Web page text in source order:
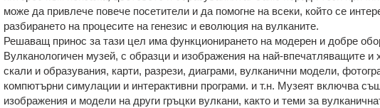
може да привлече повече посетители и да помогне на всеки, който се
разбирането на процесите на генезис и еволюция на вулканите.
Решаващ принос за тази цел има функционирането на модерен и добре
Вулканологичен музей, с образци и изображения на най-впечатляващите и
скали и образувания, карти, разрези, диаграми, вулканични модели,
компютърни симулации и интерактивни програми. и т.н. Музеят включва
изображения и модели на други гръцки вулкани, както и теми за